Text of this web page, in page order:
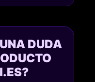
DUDA